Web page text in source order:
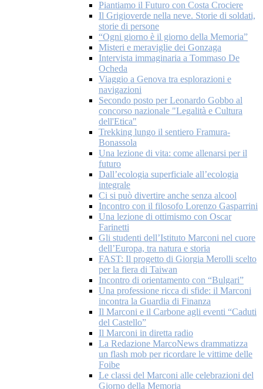
Piantiamo il Futuro con Costa Crociere
Il Grigioverde nella neve. Storie di soldati,
storie di persone
“Ogni giorno è il giorno della Memoria”
Misteri e meraviglie dei Gonzaga
Intervista immaginaria a Tommaso De
Ocheda
Viaggio a Genova tra esplorazioni e
navigazioni
Secondo posto per Leonardo Gobbo al
concorso nazionale "Legalità e Cultura
dell'Etica"
Trekking lungo il sentiero Framura-
Bonassola
Una lezione di vita: come allenarsi per il
futuro
Dall’ecologia superficiale all’ecologia
integrale
Ci si può divertire anche senza alcool
Incontro con il filosofo Lorenzo Gasparrini
Una lezione di ottimismo con Oscar
Farinetti
Gli studenti dell’Istituto Marconi nel cuore
dell’Europa, tra natura e storia
FAST: Il progetto di Giorgia Merolli scelto
per la fiera di Taiwan
Incontro di orientamento con “Bulgari”
Una professione ricca di sfide: il Marconi
incontra la Guardia di Finanza
Il Marconi e il Carbone agli eventi “Caduti
del Castello”
Il Marconi in diretta radio
La Redazione MarcoNews drammatizza
un flash mob per ricordare le vittime delle
Foibe
Le classi del Marconi alle celebrazioni del
Giorno della Memoria